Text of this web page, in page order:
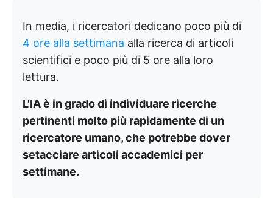
In media, i ricercatori dedicano poco più di
4 ore alla settimana alla ricerca di articoli
scientifici e poco più di 5 ore alla loro
lettura.
L'IA è in grado di individuare ricerche
pertinenti molto più rapidamente di un
ricercatore umano, che potrebbe dover
setacciare articoli accademici per
settimane.